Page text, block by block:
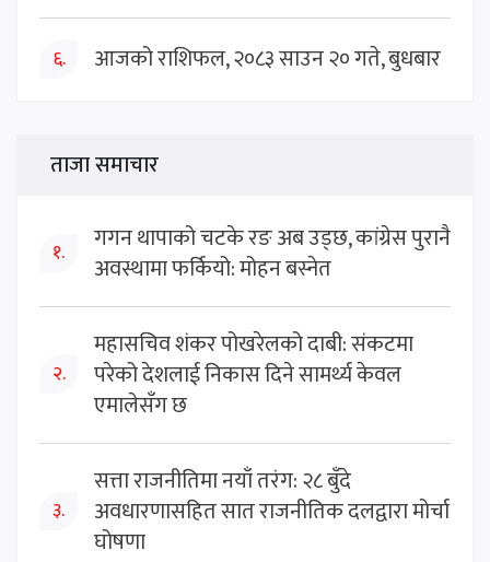
६. आजको राशिफल, २०८३ साउन २० गते, बुधबार
ताजा समाचार
१.
गगन थापाको चटके रङ अब उड्छ, कांग्रेस पुरानै
अवस्थामा फर्कियो: मोहन बस्नेत
२.
महासचिव शंकर पोखरेलको दाबी: संकटमा
परेको देशलाई निकास दिने सामर्थ्य केवल
एमालेसँग छ
३.
सत्ता राजनीतिमा नयाँ तरंग: २८ बुँदे
अवधारणासहित सात राजनीतिक दलद्वारा मोर्चा
घोषणा